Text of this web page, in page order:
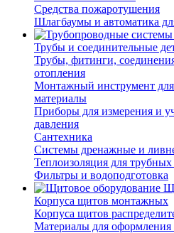
Средства пожаротушения
Шлагбаумы и автоматика
Трубы и соединительные
Трубы, фитинги,
отопления
Монтажный инструмент
материалы
Приборы для измерения и
давления
Сантехника
Системы дренажные и
Теплоизоляция для трубных
Фильтры и водоподготовка
Корпуса щитов монтажных
Корпуса щитов
Материалы для оформления